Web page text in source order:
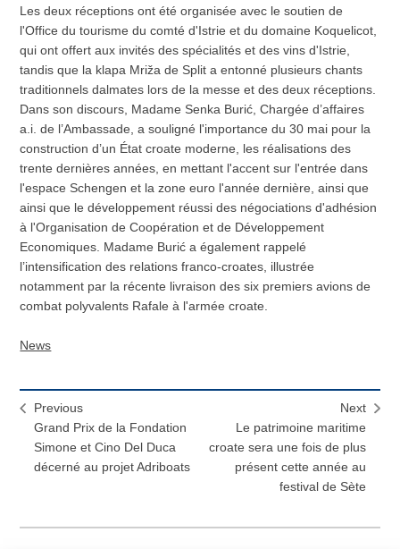
Les deux réceptions ont été organisée avec le soutien de
l'Office du tourisme du comté d'Istrie et du domaine Koquelicot,
qui ont offert aux invités des spécialités et des vins d'Istrie,
tandis que la klapa Mriža de Split a entonné plusieurs chants
traditionnels dalmates lors de la messe et des deux réceptions.
Dans son discours, Madame Senka Burić, Chargée d’affaires
a.i. de l’Ambassade, a souligné l'importance du 30 mai pour la
construction d’un État croate moderne, les réalisations des
trente dernières années, en mettant l'accent sur l'entrée dans
l'espace Schengen et la zone euro l'année dernière, ainsi que
ainsi que le développement réussi des négociations d'adhésion
à l'Organisation de Coopération et de Développement
Economiques. Madame Burić a également rappelé
l’intensification des relations franco-croates, illustrée
notamment par la récente livraison des six premiers avions de
combat polyvalents Rafale à l'armée croate.
News
Previous
Grand Prix de la Fondation
Simone et Cino Del Duca
décerné au projet Adriboats
Next
Le patrimoine maritime
croate sera une fois de plus
présent cette année au
festival de Sète